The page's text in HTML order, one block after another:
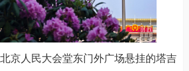
京人民大会堂东门外广场悬挂的塔吉